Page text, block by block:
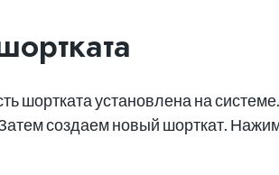
шортката установлена на
создаем новый шорткат.